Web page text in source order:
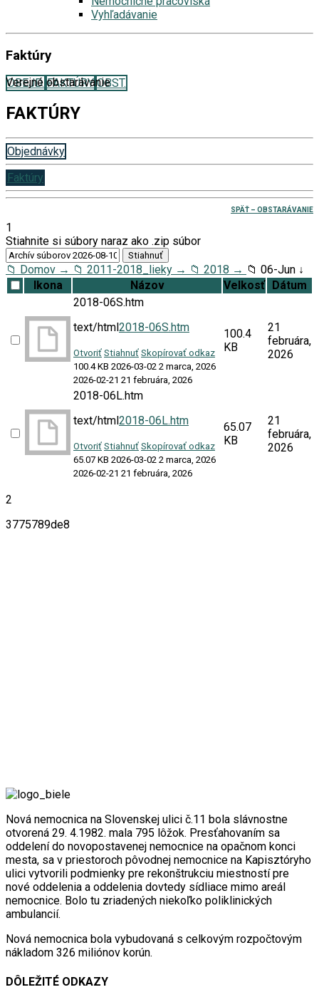
Vyhľadávanie
Faktúry
OBEJD. FAKTÚRY OBST.
Verejné obstarávanie
FAKTÚRY
Objednávky
Faktúry
SPÄŤ – OBSTARÁVANIE
1
Stiahnite si súbory naraz ako .zip súbor
📁 Domov → 📁 2011-2018_lieky → 📁 2018 → 📁 06-Jun ↓
Ikona
Názov Velkosť
Dátum
2018-06S.htm
text/html 2018-06S.htm
Otvoriť Stiahnuť Skopírovať odkaz
100.4 KB 2026-03-02 2 marca, 2026
2026-02-21 21 februára, 2026
100.4
KB
21
februára,
2026
2018-06L.htm
text/html 2018-06L.htm
Otvoriť Stiahnuť Skopírovať odkaz
65.07 KB 2026-03-02 2 marca, 2026
2026-02-21 21 februára, 2026
65.07
KB
21
februára,
2026
2
3775789de8
Nová nemocnica na Slovenskej ulici č.11 bola slávnostne
otvorená 29. 4.1982. mala 795 lôžok. Presťahovaním sa
oddelení do novopostavenej nemocnice na opačnom konci
mesta, sa v priestoroch pôvodnej nemocnice na Kapisztóryho
ulici vytvorili podmienky pre rekonštrukciu miestností pre
nové oddelenia a oddelenia dovtedy sídliace mimo areál
nemocnice. Bolo tu zriadených niekoľko poliklinických
ambulancií.
Nová nemocnica bola vybudovaná s celkovým rozpočtovým
nákladom 326 miliónov korún.
DÔLEŽITÉ ODKAZY